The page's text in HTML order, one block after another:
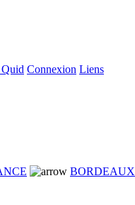
Connexion Liens
BORDEAUX